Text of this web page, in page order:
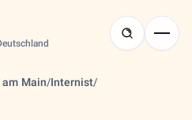
Main/Internist/